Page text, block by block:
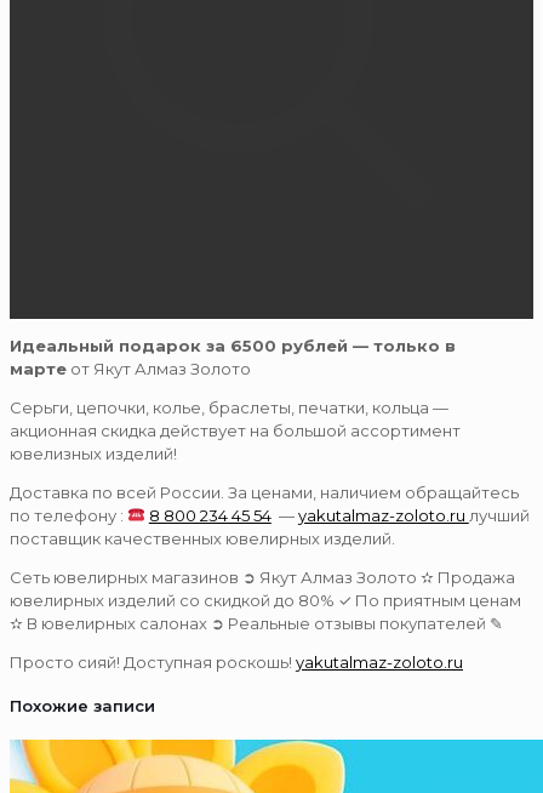
Идеальный подарок за 6500 рублей — только в
марте от Якут Алмаз Золото
Серьги, цепочки, колье, браслеты, печатки, кольца —
акционная скидка действует на большой ассортимент
ювелизных изделий!
Доставка по всей России. За ценами, наличием обращайтесь
по телефону :
8 800 234 45 54—yakutalmaz-zoloto.ru лучший
поставщик качественных ювелирных изделий.
Сеть ювелирных магазинов ➲ Якут Алмаз Золото ✫ Продажа
ювелирных изделий со скидкой до 80% ✓ По приятным ценам
✫ В ювелирных салонах ➲ Реальные отзывы покупателей ✎
Просто сияй! Доступная роскошь! yakutalmaz-zoloto.ru
Похожие записи